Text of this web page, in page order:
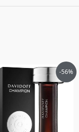
II de
-56%
El
precio
original
era:
$383,000.
El
precio
actual